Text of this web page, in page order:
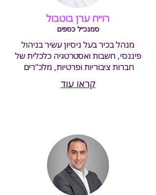
רו״ח ערן בוטבול
סמנכ״ל כספים
מנהל בכיר בעל ניסיון עשיר בניהול
פיננסי, חשבות ואסטרטגיה כלכלית של
חברות ציבוריות ופרטיות, מלכ"רים
קראו עוד